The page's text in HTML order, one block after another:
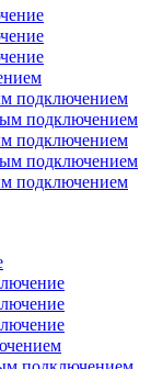
подключением
подключением
подключением
подключением
подключением